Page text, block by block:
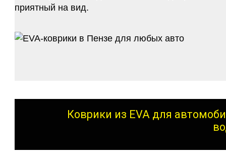
приятный на вид.
Коврики из EVA для